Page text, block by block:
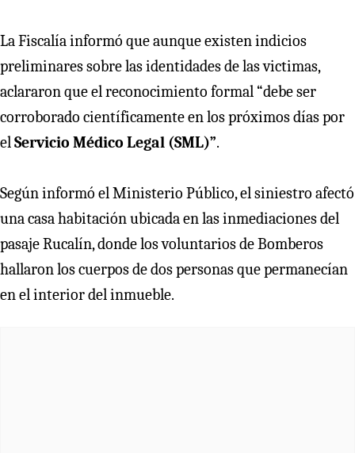
La Fiscalía informó que aunque existen indicios
preliminares sobre las identidades de las victimas,
aclararon que el reconocimiento formal “debe ser
corroborado científicamente en los próximos días por
elServicio Médico Legal (SML)”.
Según informó el Ministerio Público, el siniestro afectó
una casa habitación ubicada en las inmediaciones del
pasaje Rucalín, donde los voluntarios de Bomberos
hallaron los cuerpos de dos personas que permanecían
en el interior del inmueble.